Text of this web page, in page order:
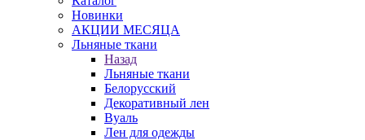
Новинки
АКЦИИ МЕСЯЦА
Льняные ткани
Назад
Льняные ткани
Белорусский
Декоративный лен
Вуаль
Лен для одежды